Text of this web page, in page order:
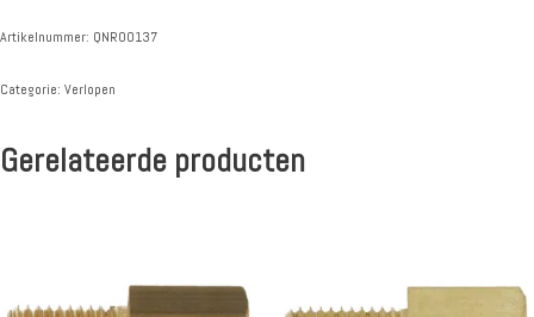
Artikelnummer: QNR00137
Categorie: Verlopen
Gerelateerde producten